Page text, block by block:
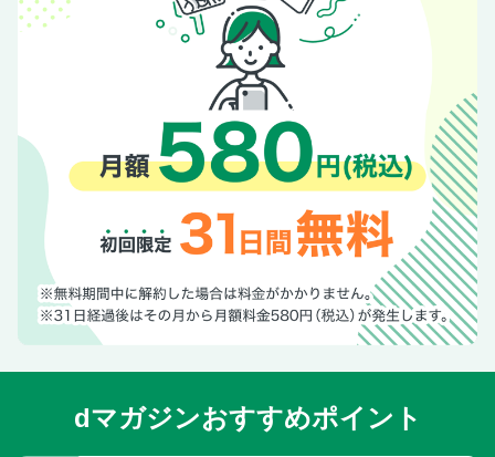
SNOW EX
NEWS&TOPICS TOP Articles
輸入車/国産車問い合わせ先
メイクアップAD
dマガジンおすすめポイント